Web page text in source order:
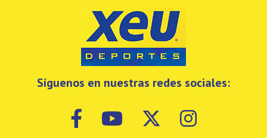
Síguenos en nuestras redes sociales: